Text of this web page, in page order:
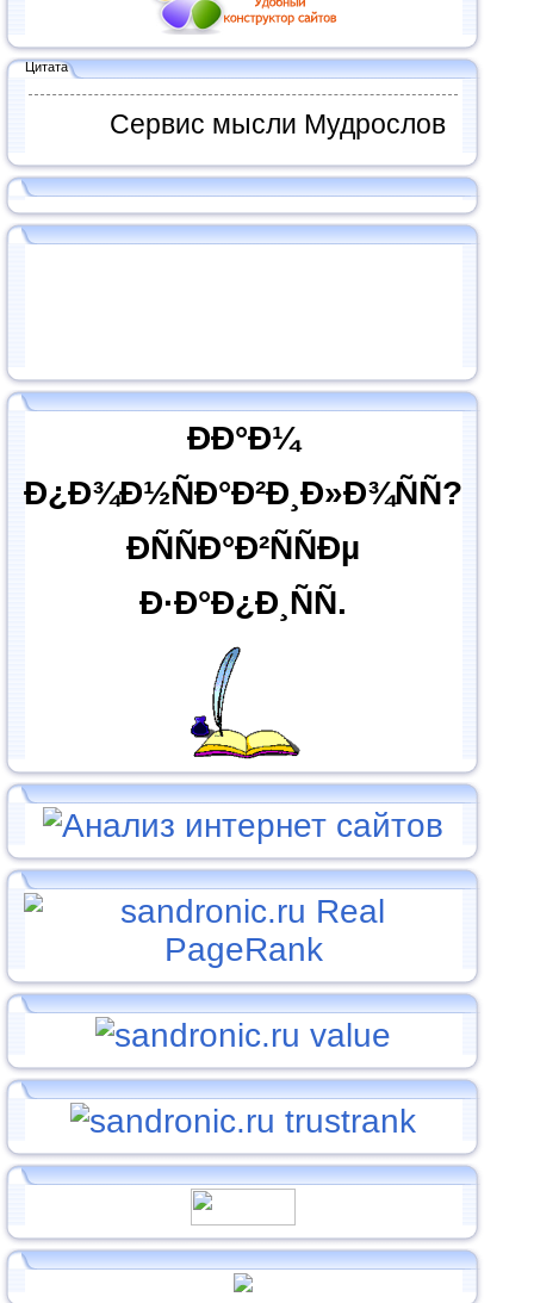
Цитата
Сервис мысли Мудрослов
ÐÐ°Ð¼
Ð¿Ð¾Ð½ÑÐ°Ð²Ð¸Ð»Ð¾ÑÑ?
ÐÑÑÐ°Ð²ÑÑÐµ
Ð·Ð°Ð¿Ð¸ÑÑ.